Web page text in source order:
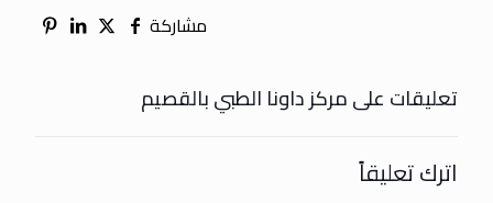
مشاركة
تعليقات على مركز داونا الطبي بالقصيم
اترك تعليقاً